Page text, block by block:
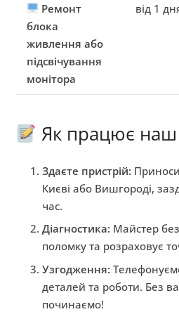
Ремонт
блока
живлення або
підсвічування
монітора
від 1
Як працює наш
Здаєте пристрій:
Києві або Вишгороді,
час.
Діагностика: Майстер
поломку та розраховує
Узгодження:
деталей та роботи. Без
починаємо!